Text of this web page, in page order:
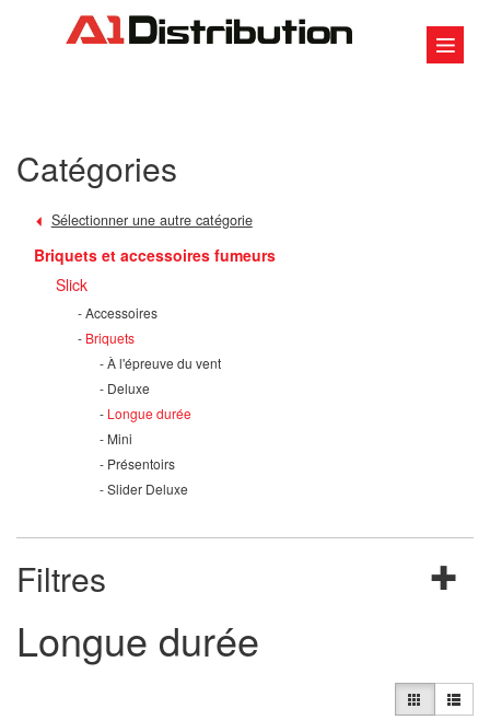
Catégories
Sélectionner une autre catégorie
Briquets et accessoires fumeurs
Slick
Accessoires
Briquets
À l'épreuve du vent
Deluxe
Longue durée
Mini
Présentoirs
Slider Deluxe
Filtres
Longue durée